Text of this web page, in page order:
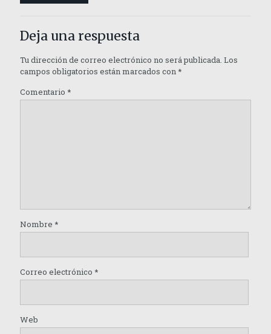
Deja una respuesta
Tu dirección de correo electrónico no será publicada. Los
campos obligatorios están marcados con*
Comentario *
Nombre *
Correo electrónico *
Web